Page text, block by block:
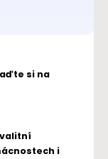
si na
i